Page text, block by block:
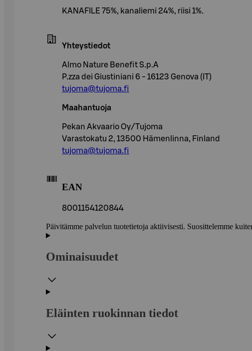
KANAFILE 75%, kanaliemi 24%, riisi 1%.
Yhteystiedot
Almo Nature Benefit S.p.A
P.zza dei Giustiniani 6 - 16123 Genova (IT)
tujoma@tujoma.fi
Maahantuoja
Pekan Akvaario Oy/Tujoma
Varastokatu 2, 13500 Hämenlinna, Finland
tujoma@tujoma.fi
EAN
8001154120844
Päivitämme palvelun tuotetietoja aktiivisesti. Suosittelemme
Ominaisuudet
Eläinten ruokinnan tiedot